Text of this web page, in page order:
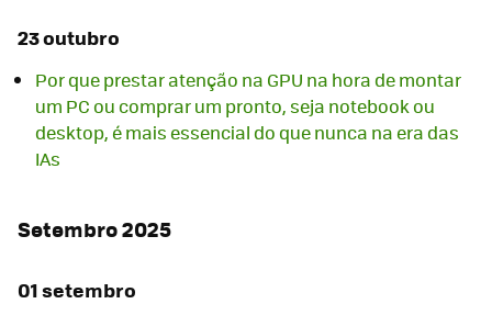
23 outubro
Por que prestar atenção na GPU na hora de montar
um PC ou comprar um pronto, seja notebook ou
desktop, é mais essencial do que nunca na era das
IAs
Setembro 2025
01 setembro